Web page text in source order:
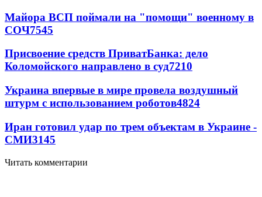
Майора ВСП поймали на "помощи" военному в
СОЧ7545
Присвоение средств ПриватБанка: дело
Коломойского направлено в суд7210
Украина впервые в мире провела воздушный
штурм с использованием роботов4824
Иран готовил удар по трем объектам в Украине -
СМИ3145
Читать комментарии